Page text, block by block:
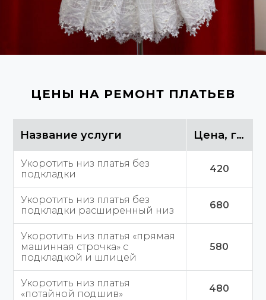
ЦЕНЫ НА РЕМОНТ ПЛАТЬЕВ
Название услуги Цена, грн
Укоротить низ платья без
подкладки
420
Укоротить низ платья без
подкладки расширенный низ
680
Укоротить низ платья «прямая
машинная строчка» с
подкладкой и шлицей
580
Укоротить низ платья
«потайной подшив»
480